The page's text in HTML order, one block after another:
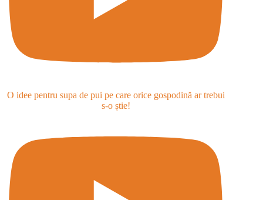
O idee pentru supa de pui pe care orice gospodină ar trebui
s-o știe!